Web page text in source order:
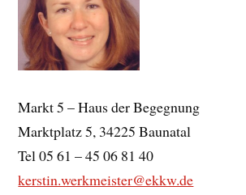
Markt 5 – Haus der Begegnung
Marktplatz 5, 34225 Baunatal
Tel 05 61 – 45 06 81 40
kerstin.werkmeister@ekkw.de